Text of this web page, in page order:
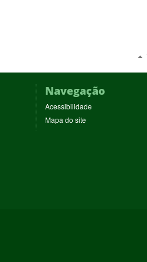
Navegação
Acessibilidade
Mapa do site